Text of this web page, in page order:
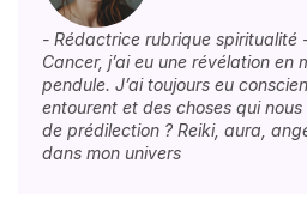
- Rédactrice rubrique spiritualité
Cancer, j’ai eu une révélation en
pendule. J’ai toujours eu
entourent et des choses qui
de prédilection ? Reiki, aura,
dans mon univers